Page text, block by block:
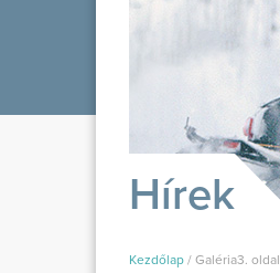
Hírek
Kezdőlap / Galéria3. oldal